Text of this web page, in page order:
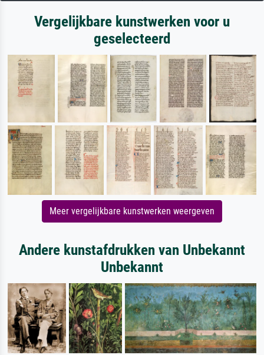
Vergelijkbare kunstwerken voor u
geselecteerd
Meer vergelijkbare kunstwerken weergeven
Andere kunstafdrukken van Unbekannt
Unbekannt